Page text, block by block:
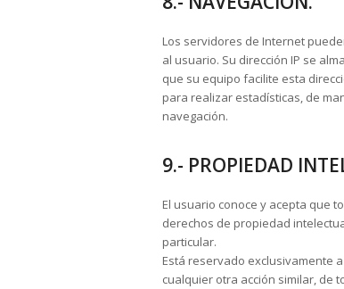
Los servidores de Internet
al usuario. Su dirección IP se
que su equipo facilite esta
para realizar estadísticas, de
navegación.
9.- PROPIEDAD
El usuario conoce y acepta que
derechos de propiedad
particular.
Está reservado exclusivamente
cualquier otra acción similar, de